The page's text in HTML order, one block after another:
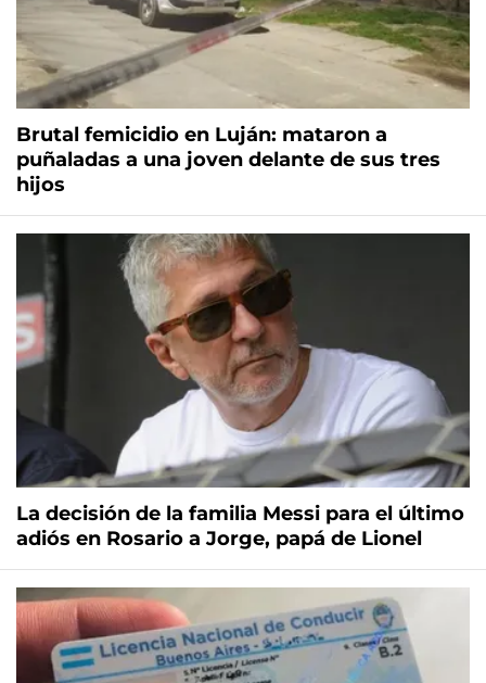
Brutal femicidio en Luján: mataron a
puñaladas a una joven delante de sus tres
hijos
La decisión de la familia Messi para el último
adiós en Rosario a Jorge, papá de Lionel